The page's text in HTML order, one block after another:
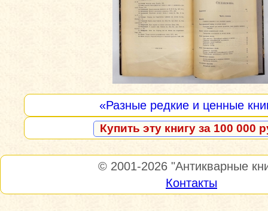
«Разные редкие и ценные
Купить эту книгу за 100 000
© 2001-2026 "Антикварные
Контакты